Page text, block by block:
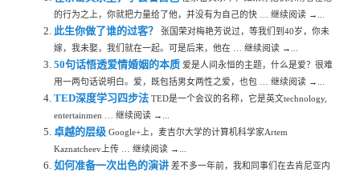
的行为之上，你就把力量给了他，并没有为自己的快 … 继续阅读 →...
此生你做了谁的过客？
张国荣对梅艳芳说过，等我们到40岁，你未
嫁，我未娶，我们就在一起。可是后来，他在 … 继续阅读 →...
50句话悟透爱情婚姻的本质 爱是人间永恒的主题，什么是爱？很难
用一两句话说明白。爱，既包括男女两性之爱，也包 … 继续阅读 →...
TED深度学习四步法 TED是一个会议的名称，它是英文technology,
entertainmen … 继续阅读 →...
卓越的层级 Google+上，麦吉尔大学的计算机科学家Artem
Kaznatcheev上传 … 继续阅读 →...
如何准备一次出色的演讲 差不多一年前，我和同事们在去肯尼亚内